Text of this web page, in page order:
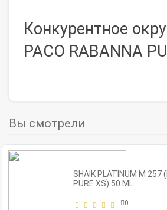
Конкурентное
PACO RABANNA
Вы смотрели
SHAIK PLATINUM M 257
PURE XS) 50 ML
0